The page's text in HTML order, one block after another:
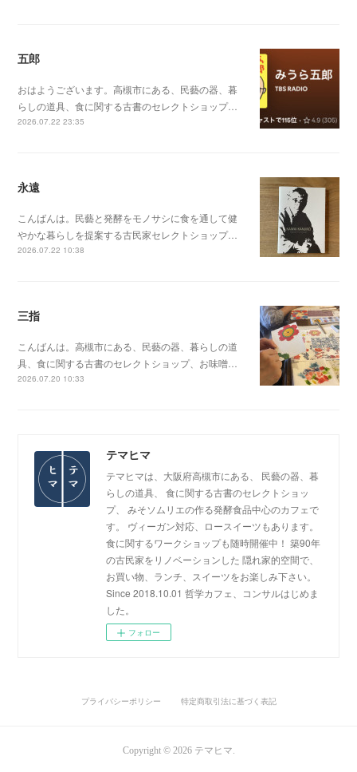
五郎
おはようございます。高槻市にある、民藝の器、暮
らしの道具、食に関する古書のセレクトショップ…
2026.07.22 23:35
永遠
こんばんは。民藝と発酵をモノサシに食を通して健
やかな暮らしを提案する古民家セレクトショップ…
2026.07.22 10:38
三指
こんばんは。高槻市にある、民藝の器、暮らしの道
具、食に関する古書のセレクトショップ、お味噌…
2026.07.20 10:33
テマヒマ
テマヒマは、大阪府高槻市にある、 民藝の器、暮
らしの道具、 食に関する古書のセレクトショッ
プ、 みそソムリエの作る発酵食品中心のカフェで
す。 ヴィーガン対応、ロースイーツもあります。
食に関するワークショップも随時開催中！ 築90年
の古民家をリノベーションした 隠れ家的空間で、
お買い物、ランチ、スイーツをお楽しみ下さい。
Since 2018.10.01 哲学カフェ、コンサルはじめま
した。
フォロー
プライバシーポリシー 特定商取引法に基づく表記
Copyright © 2026 テマヒマ.